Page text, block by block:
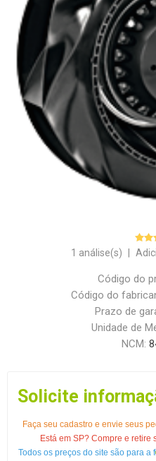
1 análise(s)
Código do
Código do
Prazo de
Unidade de
NCM:
Solicite
Faça seu cadastro e envie seus
Está em SP? Compre e
Todos os preços do site são para a